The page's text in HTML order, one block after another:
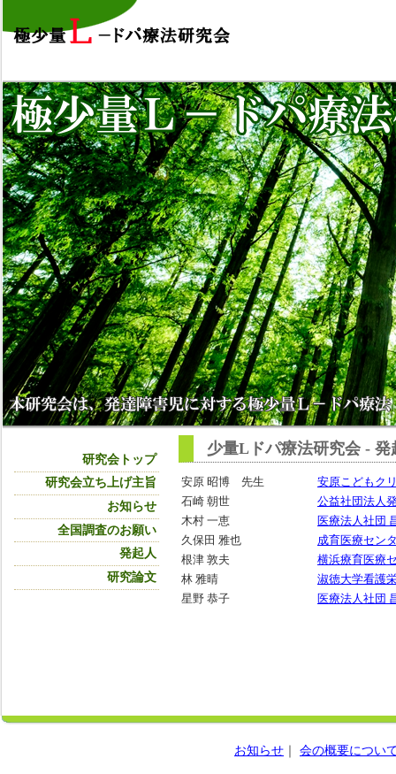
少量Lドパ療法研究会 - 発
安原 昭博 先生
安原こどもク
石崎 朝世
公益社団法人
木村 一恵
医療法人社団
久保田 雅也
成育医療セン
根津 敦夫
横浜療育医療
林 雅晴
淑徳大学看護
星野 恭子
医療法人社団
研究会トップ
研究会立ち上げ主旨
お知らせ
全国調査のお願い
発起人
研究論文
お知らせ 会の概要につい